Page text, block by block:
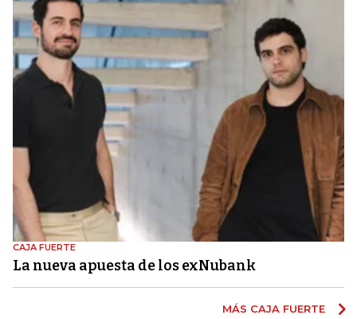
CAJA FUERTE
La nueva apuesta de los exNubank
MÁS CAJA FUERTE